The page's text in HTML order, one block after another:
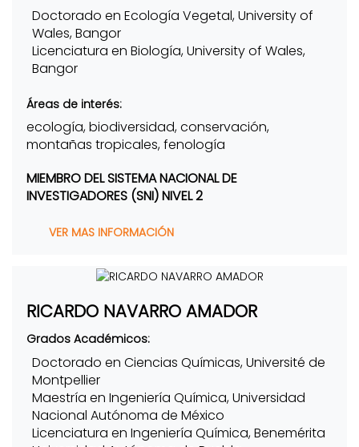
Doctorado en Ecología Vegetal, University of
Wales, Bangor
Licenciatura en Biología, University of Wales,
Bangor
Áreas de interés:
ecología, biodiversidad, conservación,
montañas tropicales, fenología
MIEMBRO DEL SISTEMA NACIONAL DE
INVESTIGADORES (SNI) NIVEL 2
VER MAS INFORMACIÓN
RICARDO NAVARRO AMADOR
Grados Académicos:
Doctorado en Ciencias Químicas, Université de
Montpellier
Maestría en Ingeniería Química, Universidad
Nacional Autónoma de México
Licenciatura en Ingeniería Química, Benemérita